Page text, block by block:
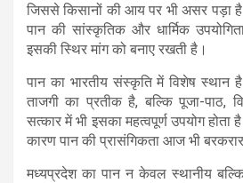
जिससे किसानों की आय पर भी असर पड़ा
पान की सांस्कृतिक और धार्मिक
इसकी स्थिर मांग को बनाए रखती है।
पान का भारतीय संस्कृति में विशेष
ताजगी का प्रतीक है, बल्कि पूजा-पाठ,
सत्कार में भी इसका महत्वपूर्ण उपयोग
कारण पान की प्रासंगिकता आज भी
मध्यप्रदेश का पान न केवल स्थानीय बल्कि